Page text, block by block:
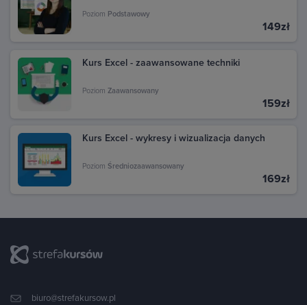
Poziom Podstawowy
149zł
Kurs Excel - zaawansowane techniki
Poziom Zaawansowany
159zł
Kurs Excel - wykresy i wizualizacja danych
Poziom Średniozaawansowany
169zł
biuro@strefakursow.pl